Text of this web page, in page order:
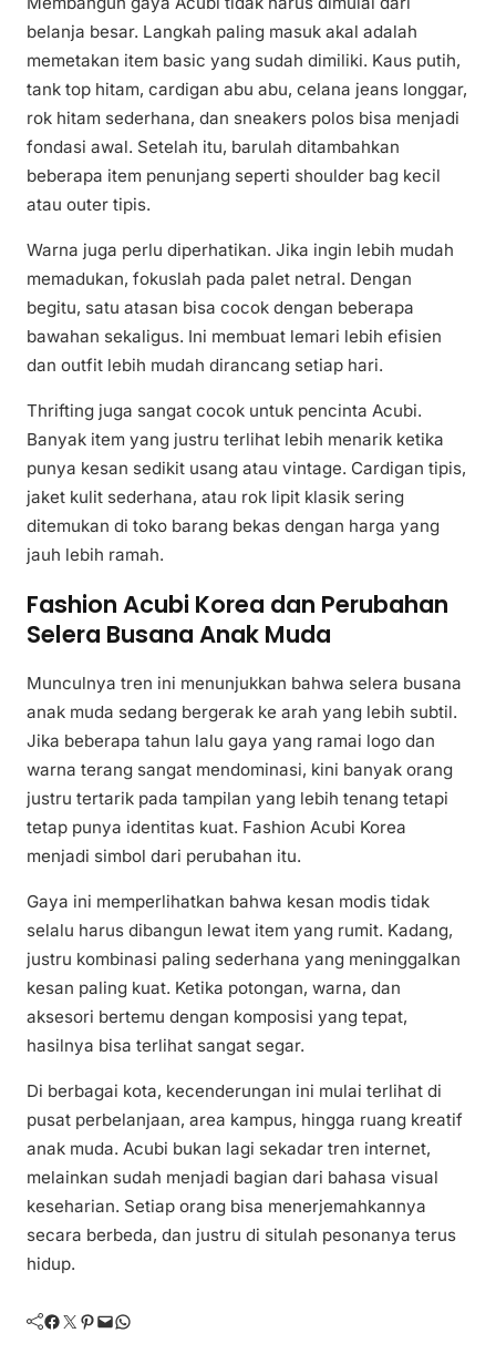
belanja besar. Langkah paling masuk akal adalah
memetakan item basic yang sudah dimiliki. Kaus putih,
tank top hitam, cardigan abu abu, celana jeans longgar,
rok hitam sederhana, dan sneakers polos bisa menjadi
fondasi awal. Setelah itu, barulah ditambahkan
beberapa item penunjang seperti shoulder bag kecil
atau outer tipis.
Warna juga perlu diperhatikan. Jika ingin lebih mudah
memadukan, fokuslah pada palet netral. Dengan
begitu, satu atasan bisa cocok dengan beberapa
bawahan sekaligus. Ini membuat lemari lebih efisien
dan outfit lebih mudah dirancang setiap hari.
Thrifting juga sangat cocok untuk pencinta Acubi.
Banyak item yang justru terlihat lebih menarik ketika
punya kesan sedikit usang atau vintage. Cardigan tipis,
jaket kulit sederhana, atau rok lipit klasik sering
ditemukan di toko barang bekas dengan harga yang
jauh lebih ramah.
Fashion Acubi Korea dan Perubahan
Selera Busana Anak Muda
Munculnya tren ini menunjukkan bahwa selera busana
anak muda sedang bergerak ke arah yang lebih subtil.
Jika beberapa tahun lalu gaya yang ramai logo dan
warna terang sangat mendominasi, kini banyak orang
justru tertarik pada tampilan yang lebih tenang tetapi
tetap punya identitas kuat. Fashion Acubi Korea
menjadi simbol dari perubahan itu.
Gaya ini memperlihatkan bahwa kesan modis tidak
selalu harus dibangun lewat item yang rumit. Kadang,
justru kombinasi paling sederhana yang meninggalkan
kesan paling kuat. Ketika potongan, warna, dan
aksesori bertemu dengan komposisi yang tepat,
hasilnya bisa terlihat sangat segar.
Di berbagai kota, kecenderungan ini mulai terlihat di
pusat perbelanjaan, area kampus, hingga ruang kreatif
anak muda. Acubi bukan lagi sekadar tren internet,
melainkan sudah menjadi bagian dari bahasa visual
keseharian. Setiap orang bisa menerjemahkannya
secara berbeda, dan justru di situlah pesonanya terus
hidup.
Facebook Twitter Pinterest Mail WhatsApp